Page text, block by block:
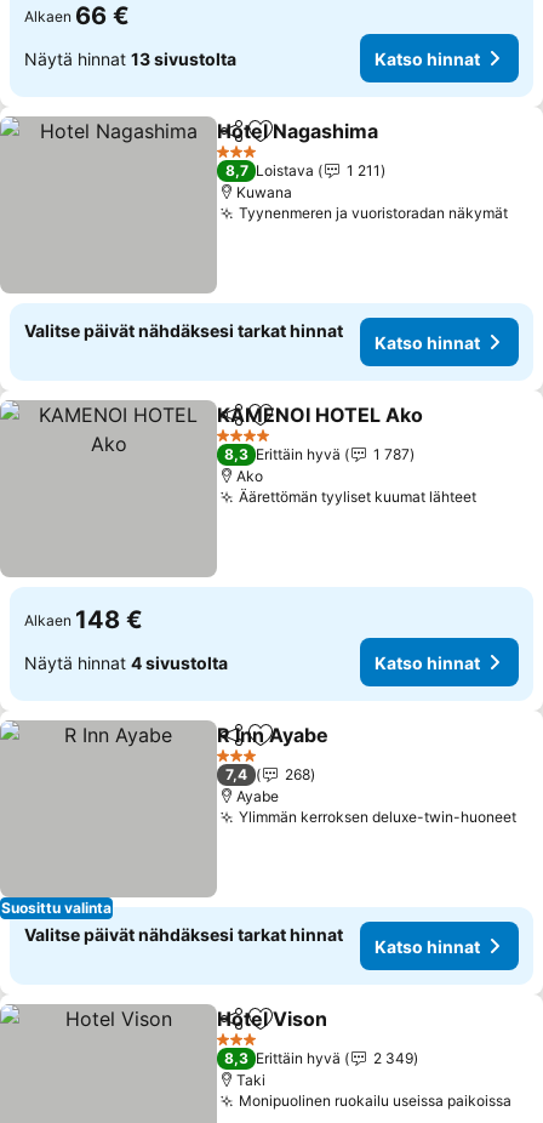
Alkaen 66 €
Näytä hinnat 13 sivustolta Katso hinnat
Jaa Lisää suosikkeihin
Hotel Nagashima
3 Tähtiluokitus
8,7 Loistava
1 211
Kuwana
Tyynenmeren ja vuoristoradan näkymät
Valitse päivät nähdäksesi tarkat hinnat
Katso hinnat
Jaa Lisää suosikkeihin
KAMENOI HOTEL Ako
4 Tähtiluokitus
8,3 Erittäin hyvä
1 787
Ako
Äärettömän tyyliset kuumat lähteet
Alkaen 148 €
Näytä hinnat 4 sivustolta Katso hinnat
Suosittu valinta
Jaa Lisää suosikkeihin
R Inn Ayabe
3 Tähtiluokitus
7,4
268
Ayabe
Ylimmän kerroksen deluxe-twin-huoneet
Valitse päivät nähdäksesi tarkat hinnat
Katso hinnat
Jaa Lisää suosikkeihin
Hotel Vison
3 Tähtiluokitus
8,3 Erittäin hyvä
2 349
Taki
Monipuolinen ruokailu useissa paikoissa